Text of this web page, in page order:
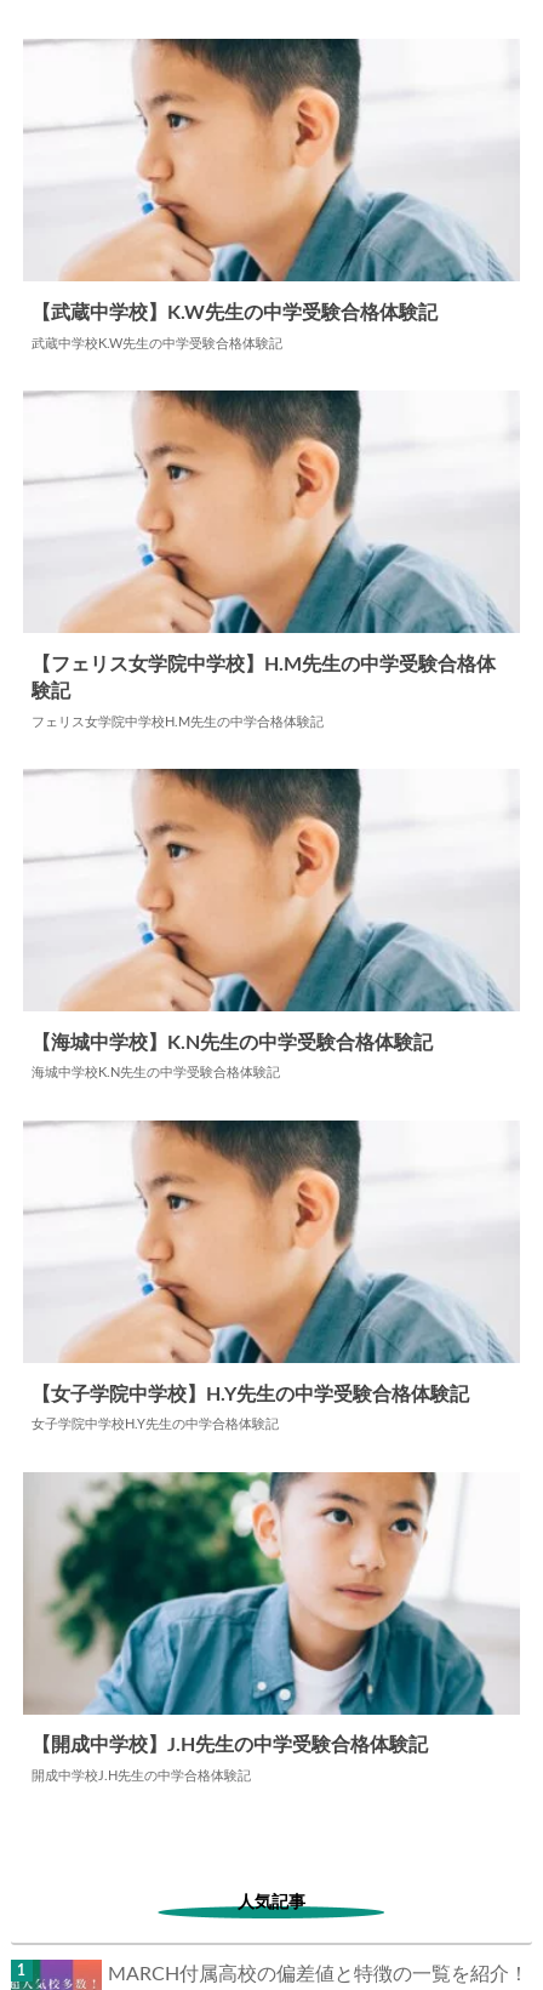
【武蔵中学校】K.W先生の中学受験合格体験記
武蔵中学校K.W先生の中学受験合格体験記
中学合格体験記
【フェリス女学院中学校】H.M先生の中学受験合格体
験記
フェリス女学院中学校H.M先生の中学合格体験記
【海城中学校】K.N先生の中学受験合格体験記
海城中学校K.N先生の中学受験合格体験記
【女子学院中学校】H.Y先生の中学受験合格体験記
女子学院中学校H.Y先生の中学合格体験記
【開成中学校】J.H先生の中学受験合格体験記
開成中学校J.H先生の中学合格体験記
人気記事
MARCH付属高校の偏差値と特徴の一覧を紹介！